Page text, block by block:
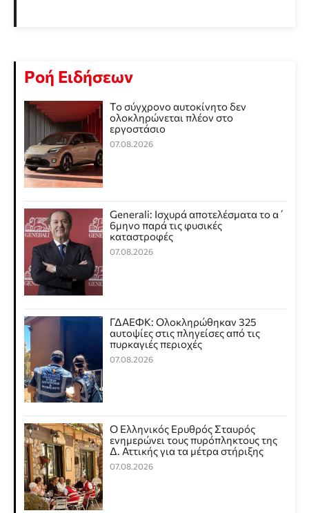
Ροή Ειδήσεων
Το σύγχρονο αυτοκίνητο δεν
ολοκληρώνεται πλέον στο
εργοστάσιο
07.08.2026
Generali: Ισχυρά αποτελέσματα το α΄
6μηνο παρά τις φυσικές
καταστροφές
07.08.2026
ΓΔΑΕΦΚ: Ολοκληρώθηκαν 325
αυτοψίες στις πληγείσες από τις
πυρκαγιές περιοχές
07.08.2026
Ο Ελληνικός Ερυθρός Σταυρός
ενημερώνει τους πυρόπληκτους της
Δ. Αττικής για τα μέτρα στήριξης
07.08.2026